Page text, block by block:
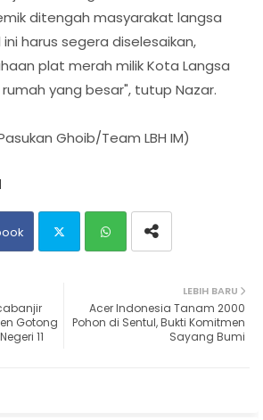
ditengah masyarakat langsa
harus segera diselesaikan,
plat merah milik Kota Langsa
yang besar", tutup Nazar.
Ghoib/Team LBH IM)
ats
LEBIH BARU
Acer Indonesia Tanam 2000
Pohon di Sentul, Bukti Komitmen
Sayang Bumi
Gotong
11